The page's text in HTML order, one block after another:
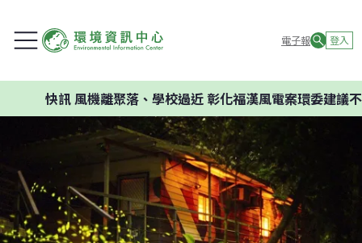
電子報 登入
風機離聚落、學校過近 彰化福漢風電案環委建議不應開發